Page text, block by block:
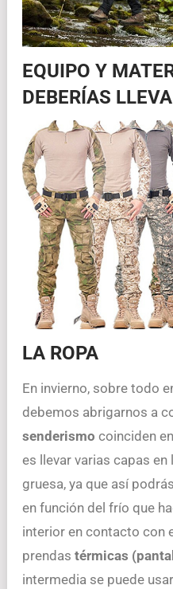
EQUIPO Y
DEBERÍAS
LA ROPA
En invierno, sobre todo
debemos abrigarnos a
senderismo coinciden
es llevar varias capas en
gruesa, ya que así
en función del frío que
interior en contacto con
prendas térmicas
intermedia se puede